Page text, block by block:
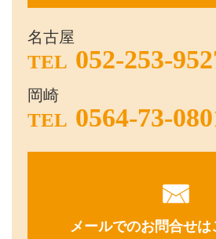
名古屋
TEL 052-253-
岡崎
TEL 0564-73-
メールでのお問合せは